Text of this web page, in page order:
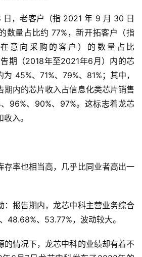
日，老客户（指 2021 年 9 月 30 日
数量占比约 77%，新开拓客户（指
意向采购的客户）的数量占比
期（2018年至2021年6月）内的芯
45%、71%、79%、81%；其中，
期内的芯片收入占信息化类芯片销售
96%、90%、97%。这标志着龙芯
入。
存率也相当高，几乎比同业者高出一
：报告期内，龙芯中科主营业务综合
48.68%、53.77%，波动较大。
的情况下，龙芯中科的业绩却有着不